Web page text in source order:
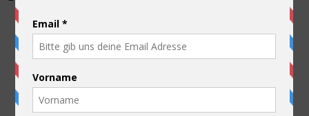
Allgemein
Ausrüstung
Australien
Belgien
China
Deutschland
Frankreich
Kasachstan